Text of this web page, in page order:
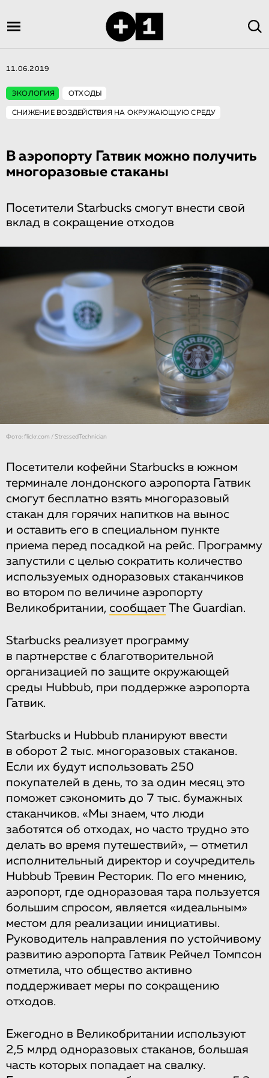
11.06.2019
ЭКОЛОГИЯ ОТХОДЫ
СНИЖЕНИЕ ВОЗДЕЙСТВИЯ НА ОКРУЖАЮЩУЮ СРЕДУ
В аэропорту Гатвик можно получить
многоразовые стаканы
Посетители Starbucks смогут внести свой
вклад в сокращение отходов
Фото: flickr.com / StressedTechnician
Посетители кофейни Starbucks в южном
терминале лондонского аэропорта Гатвик
смогут бесплатно взять многоразовый
стакан для горячих напитков на вынос
и оставить его в специальном пункте
приема перед посадкой на рейс. Программу
запустили с целью сократить количество
используемых одноразовых стаканчиков
во втором по величине аэропорту
Великобритании, сообщает The Guardian.
Starbucks реализует программу
в партнерстве с благотворительной
организацией по защите окружающей
среды Hubbub, при поддержке аэропорта
Гатвик.
Starbucks и Hubbub планируют ввести
в оборот 2 тыс. многоразовых стаканов.
Если их будут использовать 250
покупателей в день, то за один месяц это
поможет сэкономить до 7 тыс. бумажных
стаканчиков. «Мы знаем, что люди
заботятся об отходах, но часто трудно это
делать во время путешествий», — отметил
исполнительный директор и соучредитель
Hubbub Тревин Ресторик. По его мнению,
аэропорт, где одноразовая тара пользуется
большим спросом, является «идеальным»
местом для реализации инициативы.
Руководитель направления по устойчивому
развитию аэропорта Гатвик Рейчел Томпсон
отметила, что общество активно
поддерживает меры по сокращению
отходов.
Ежегодно в Великобритании используют
2,5 млрд одноразовых стаканов, большая
часть которых попадает на свалку.